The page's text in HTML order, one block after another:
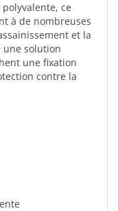
ce
à de nombreuses
et la
une solution
une fixation
contre la